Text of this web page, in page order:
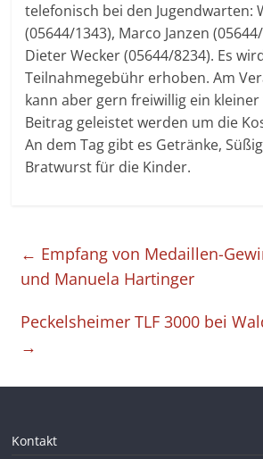
telefonisch bei den Jugendwarten:
(05644/1343), Marco Janzen
Dieter Wecker (05644/8234). Es
Teilnahmegebühr erhoben. Am
kann aber gern freiwillig ein
Beitrag geleistet werden um die
An dem Tag gibt es Getränke,
Bratwurst für die Kinder.
← Empfang von Medaillen-
und Manuela Hartinger
Peckelsheimer TLF 3000 bei
→
Kontakt